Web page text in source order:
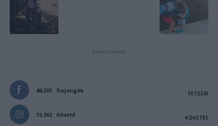
- Advertisement -
46,301 Rajongók TETSZIK
13,262 Követő KÖVETÉS